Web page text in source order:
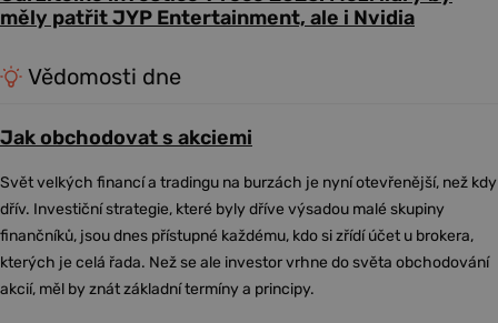
měly patřit JYP Entertainment, ale i Nvidia
Vědomosti dne
Jak obchodovat s akciemi
Svět velkých financí a tradingu na burzách je nyní otevřenější, než kdy
dřív. Investiční strategie, které byly dříve výsadou malé skupiny
finančníků, jsou dnes přístupné každému, kdo si zřídí účet u brokera,
kterých je celá řada. Než se ale investor vrhne do světa obchodování
akcií, měl by znát základní termíny a principy.